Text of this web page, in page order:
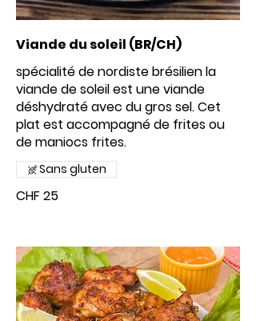
Viande du soleil (BR/CH)
spécialité de nordiste brésilien la
viande de soleil est une viande
déshydraté avec du gros sel. Cet
plat est accompagné de frites ou
CHF 25
Sans gluten